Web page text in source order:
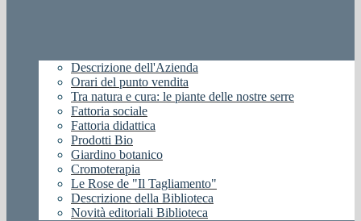
Descrizione dell'Azienda
Orari del punto vendita
Tra natura e cura: le piante delle nostre serre
Fattoria sociale
Fattoria didattica
Prodotti Bio
Giardino botanico
Cromoterapia
Le Rose de "Il Tagliamento"
Descrizione della Biblioteca
Novità editoriali Biblioteca